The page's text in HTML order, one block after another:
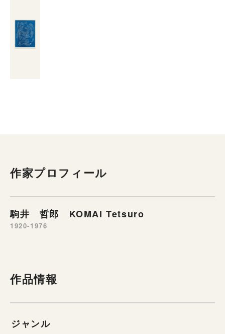
作家プロフィール
駒井 哲郎 KOMAI Tetsuro
1920-1976
作品情報
ジャンル